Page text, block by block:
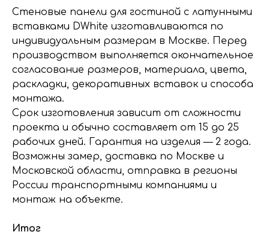
Стеновые панели для гостиной с латунными
вставками DWhite изготавливаются по
индивидуальным размерам в Москве. Перед
производством выполняется окончательное
согласование размеров, материала, цвета,
раскладки, декоративных вставок и способа
монтажа.
Срок изготовления зависит от сложности
проекта и обычно составляет от 15 до 25
рабочих дней. Гарантия на изделия — 2 года.
Возможны замер, доставка по Москве и
Московской области, отправка в регионы
России транспортными компаниями и
монтаж на объекте.
Итог